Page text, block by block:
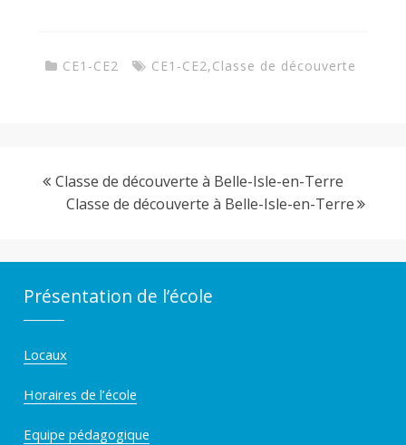
CE1-CE2 CE1-CE2,Classe de découverte
Classe de découverte à Belle-Isle-en-Terre
Classe de découverte à Belle-Isle-en-Terre
Présentation de l’école
Locaux
Horaires de l’école
Equipe pédagogique